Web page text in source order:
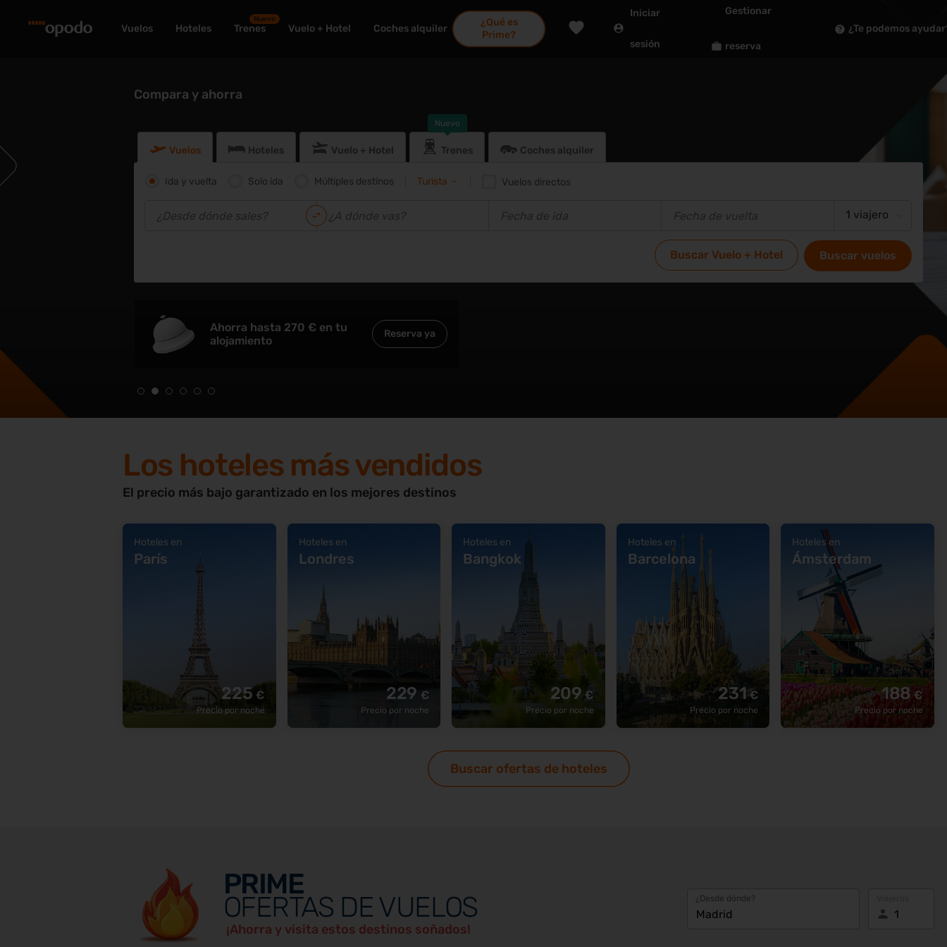
Vuelos Hoteles Trenes
Nuevo
Vuelo + Hotel Coches alquiler
¿Qué es
Prime?
Iniciar
sesión
Gestionar
reserva
¿Te podemos
Los hoteles más vendidos
El precio más bajo garantizado en los mejores destinos
Hoteles en
París
225 €
Precio por noche
Hoteles en
Londres
229 €
Precio por noche
Hoteles en
Bangkok
209 €
Precio por noche
Hoteles en
Barcelona
231 €
Precio por noche
Hoteles en
Ámsterdam
188€
Precio por noche
Buscar ofertas de hoteles
PRIME
OFERTAS DE VUELOS
¡Ahorra y visita estos destinos soñados!
¿Desde dónde?
Compara y ahorra
Vuelos Hoteles Vuelo + Hotel
Nuevo
Trenes Coches alquiler
Ida y vuelta Solo ida Múltiples destinos Turista Vuelos directos
1 viajero
Buscar Vuelo + Hotel Buscar vuelos
Ahorra hasta 270 € en tu
alojamiento
Reserva ya